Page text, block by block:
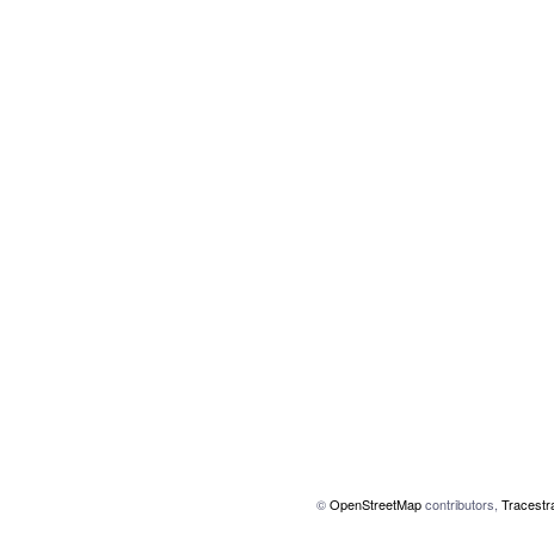
©OpenStreetMapcontributors,